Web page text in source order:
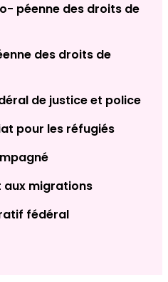
péenne des droits de
des droits de
de justice et police
pour les réfugiés
aux migrations
fédéral